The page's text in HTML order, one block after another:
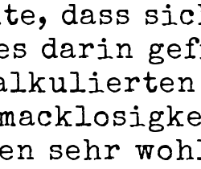
dass
darin
sehr